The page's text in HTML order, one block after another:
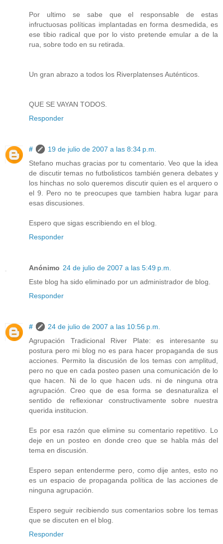
Por ultimo se sabe que el responsable de estas
infructuosas políticas implantadas en forma desmedida, es
ese tibio radical que por lo visto pretende emular a de la
rua, sobre todo en su retirada.
Un gran abrazo a todos los Riverplatenses Auténticos.
QUE SE VAYAN TODOS.
Responder
#
19 de julio de 2007 a las 8:34 p.m.
Stefano muchas gracias por tu comentario. Veo que la idea
de discutir temas no futbolisticos también genera debates y
los hinchas no solo queremos discutir quien es el arquero o
el 9. Pero no te preocupes que tambien habra lugar para
esas discusiones.
Espero que sigas escribiendo en el blog.
Responder
Anónimo 24 de julio de 2007 a las 5:49 p.m.
Este blog ha sido eliminado por un administrador de blog.
Responder
#
24 de julio de 2007 a las 10:56 p.m.
Agrupación Tradicional River Plate: es interesante su
postura pero mi blog no es para hacer propaganda de sus
acciones. Permito la discusión de los temas con amplitud,
pero no que en cada posteo pasen una comunicación de lo
que hacen. Ni de lo que hacen uds. ni de ninguna otra
agrupación. Creo que de esa forma se desnaturaliza el
sentido de reflexionar constructivamente sobre nuestra
querida institucion.
Es por esa razón que elimine su comentario repetitivo. Lo
deje en un posteo en donde creo que se habla más del
tema en discusión.
Espero sepan entenderme pero, como dije antes, esto no
es un espacio de propaganda política de las acciones de
ninguna agrupación.
Espero seguir recibiendo sus comentarios sobre los temas
que se discuten en el blog.
Responder